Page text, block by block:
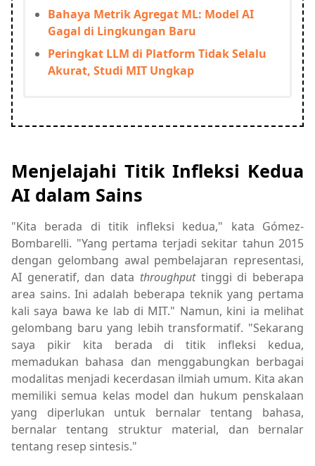
Bahaya Metrik Agregat ML: Model AI
Gagal di Lingkungan Baru
Peringkat LLM di Platform Tidak Selalu
Akurat, Studi MIT Ungkap
Menjelajahi Titik Infleksi Kedua
AI dalam Sains
"Kita berada di titik infleksi kedua," kata Gómez-
Bombarelli. "Yang pertama terjadi sekitar tahun 2015
dengan gelombang awal pembelajaran representasi,
AI generatif, dan data throughputtinggi di beberapa
area sains. Ini adalah beberapa teknik yang pertama
kali saya bawa ke lab di MIT." Namun, kini ia melihat
gelombang baru yang lebih transformatif. "Sekarang
saya pikir kita berada di titik infleksi kedua,
memadukan bahasa dan menggabungkan berbagai
modalitas menjadi kecerdasan ilmiah umum. Kita akan
memiliki semua kelas model dan hukum penskalaan
yang diperlukan untuk bernalar tentang bahasa,
bernalar tentang struktur material, dan bernalar
tentang resep sintesis."